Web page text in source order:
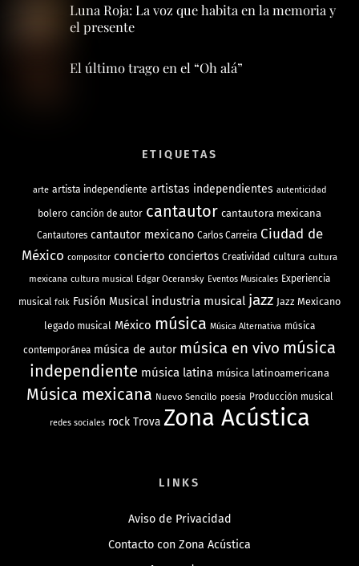
Luna Roja: La voz que habita en la memoria y
el presente
El último trago en el “Oh alá”
ETIQUETAS
arte artista independiente artistas independientes autenticidad
bolero canción de autor cantautor cantautora mexicana
Cantautores cantautor mexicano Carlos Carreira Ciudad de
México compositor concierto conciertos Creatividad cultura cultura
mexicana cultura musical Edgar Oceransky Eventos Musicales Experiencia
musical folk Fusión Musical industria musical jazz Jazz Mexicano
legado musical México música Música Alternativa música
contemporánea música de autor música en vivo música
independiente música latina música latinoamericana
Música mexicana Nuevo Sencillo poesía Producción musical
redes sociales rock Trova Zona Acústica
LINKS
Aviso de Privacidad
Contacto con Zona Acústica